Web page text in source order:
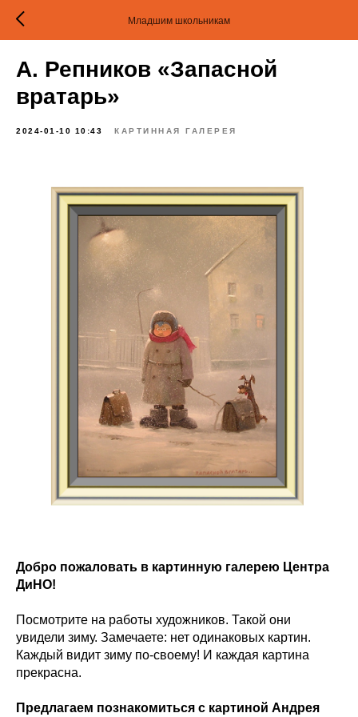
Младшим школьникам
А. Репников «Запасной
вратарь»
2024-01-10 10:43 КАРТИННАЯ ГАЛЕРЕЯ
Добро пожаловать в картинную галерею Центра
ДиНО!
Посмотрите на работы художников. Такой они
увидели зиму. Замечаете: нет одинаковых картин.
Каждый видит зиму по-своему! И каждая картина
прекрасна.
Предлагаем познакомиться с картиной Андрея